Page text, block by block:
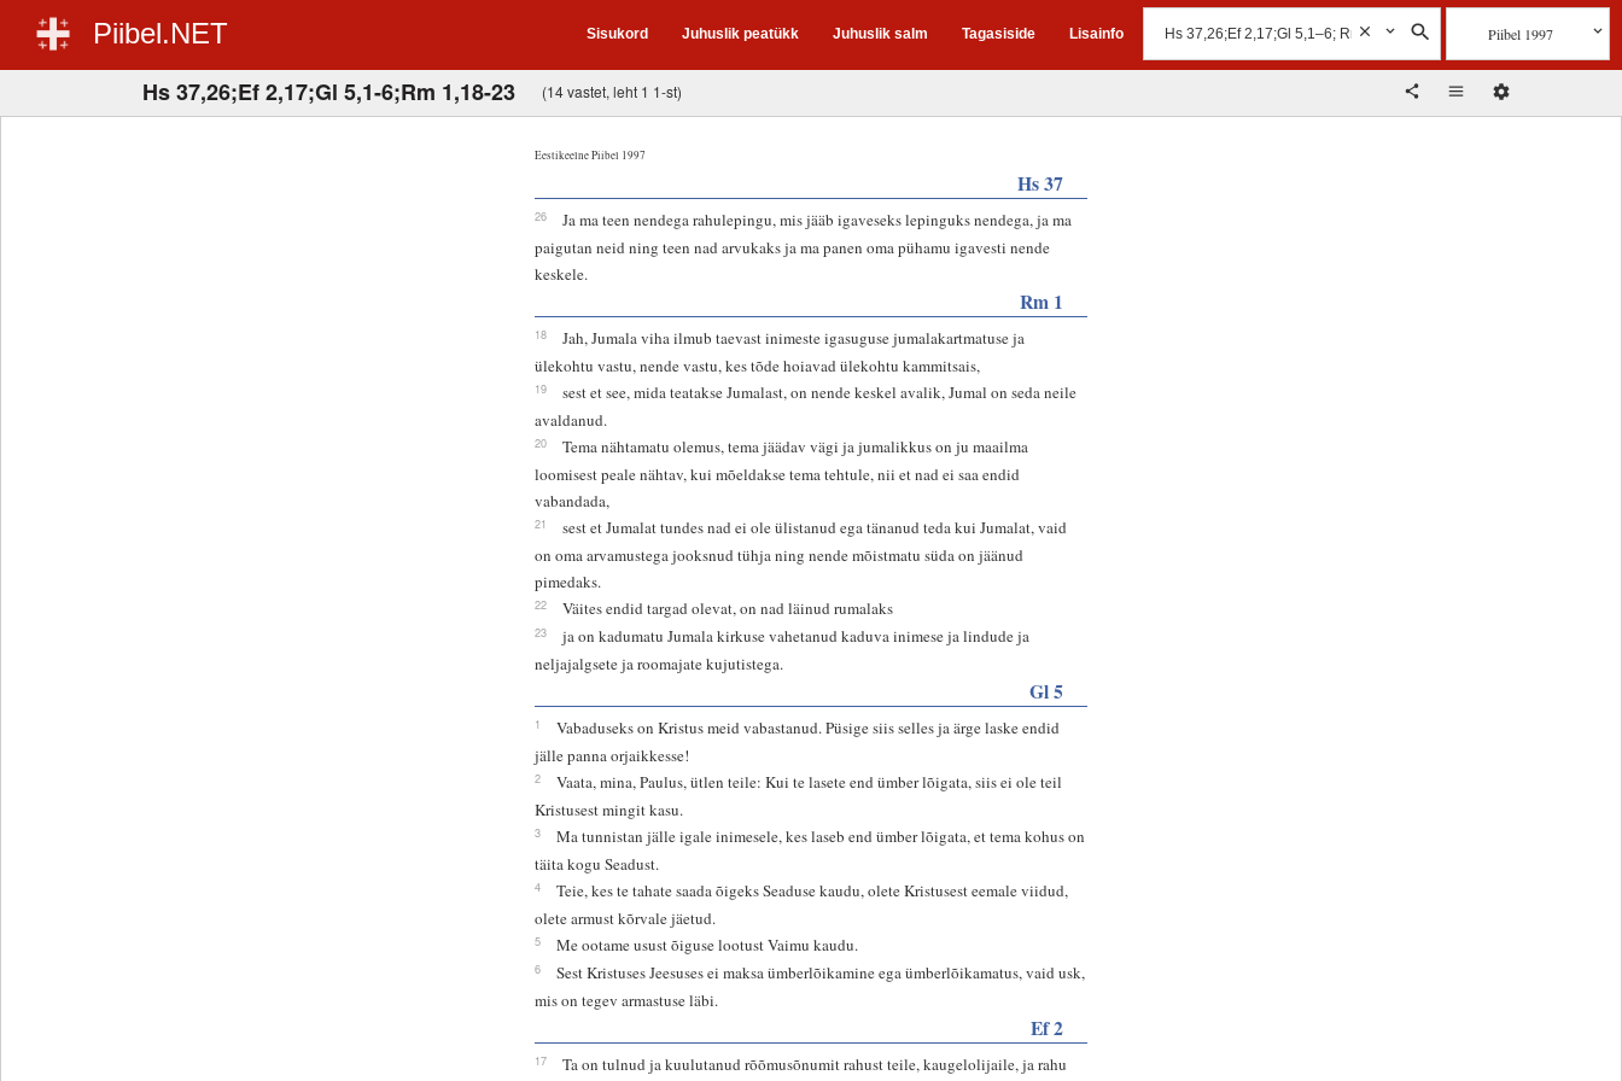
Piibel.NET Sisukord Juhuslik peatükk Juhuslik salm Tagasiside Lisainfo Piibel 1997
Hs 37,26;Ef 2,17;Gl 5,1-6;Rm 1,18-23 (14 vastet, leht 1 1-st)
Eestikeelne Piibel 1997
Hs 37
26
Ja ma teen nendega rahulepingu, mis jääb igaveseks lepinguks nendega, ja ma
paigutan neid ning teen nad arvukaks ja ma panen oma pühamu igavesti nende
keskele.
Rm 1
18
Jah, Jumala viha ilmub taevast inimeste igasuguse jumalakartmatuse ja
ülekohtu vastu, nende vastu, kes tõde hoiavad ülekohtu kammitsais,
19
sest et see, mida teatakse Jumalast, on nende keskel avalik, Jumal on seda neile
avaldanud.
20
Tema nähtamatu olemus, tema jäädav vägi ja jumalikkus on ju maailma
loomisest peale nähtav, kui mõeldakse tema tehtule, nii et nad ei saa endid
vabandada,
21
sest et Jumalat tundes nad ei ole ülistanud ega tänanud teda kui Jumalat, vaid
on oma arvamustega jooksnud tühja ning nende mõistmatu süda on jäänud
pimedaks.
22 Väites endid targad olevat, on nad läinud rumalaks
23
ja on kadumatu Jumala kirkuse vahetanud kaduva inimese ja lindude ja
neljajalgsete ja roomajate kujutistega.
Gl 5
1
Vabaduseks on Kristus meid vabastanud. Püsige siis selles ja ärge laske endid
jälle panna orjaikkesse!
2
Vaata, mina, Paulus, ütlen teile: Kui te lasete end ümber lõigata, siis ei ole teil
Kristusest mingit kasu.
3
Ma tunnistan jälle igale inimesele, kes laseb end ümber lõigata, et tema kohus on
täita kogu Seadust.
4
Teie, kes te tahate saada õigeks Seaduse kaudu, olete Kristusest eemale viidud,
olete armust kõrvale jäetud.
5 Me ootame usust õiguse lootust Vaimu kaudu.
6
Sest Kristuses Jeesuses ei maksa ümberlõikamine ega ümberlõikamatus, vaid usk,
mis on tegev armastuse läbi.
Ef 2
17
Ta on tulnud ja kuulutanud rõõmusõnumit rahust teile, kaugelolijaile, ja rahu